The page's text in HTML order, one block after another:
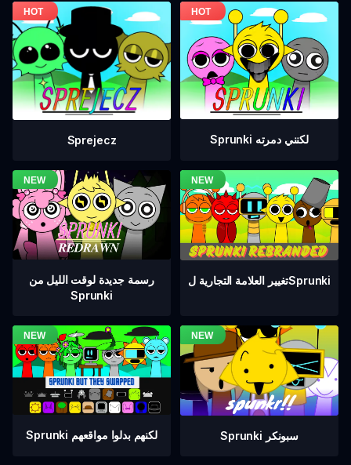
Sprejecz Sprunki لكنني دمرته
رسمة جديدة لوقت الليل من
Sprunki
تغيير العلامة التجارية لSprunki
Sprunki لكنهم بدلوا مواقعهم Sprunki سبونكر